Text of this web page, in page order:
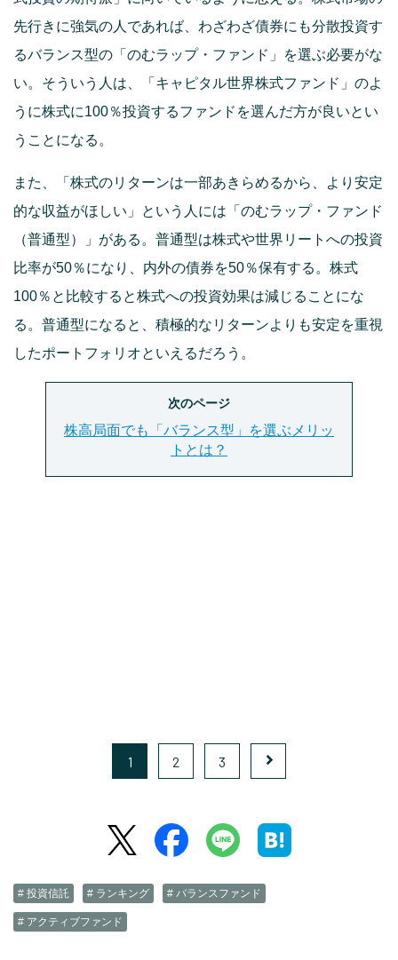
先行きに強気の人であれば、わざわざ債券にも分散投資す
るバランス型の「のむラップ・ファンド」を選ぶ必要がな
い。そういう人は、「キャピタル世界株式ファンド」のよ
うに株式に100％投資するファンドを選んだ方が良いとい
うことになる。
また、「株式のリターンは一部あきらめるから、より安定
的な収益がほしい」という人には「のむラップ・ファンド
（普通型）」がある。普通型は株式や世界リートへの投資
比率が50％になり、内外の債券を50％保有する。株式
100％と比較すると株式への投資効果は減じることにな
る。普通型になると、積極的なリターンよりも安定を重視
したポートフォリオといえるだろう。
次のページ
株高局面でも「バランス型」を選ぶメリッ
トとは？
1 2 3
# 投資信託 # ランキング # バランスファンド
# アクティブファンド